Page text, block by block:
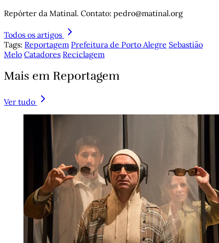
Repórter da Matinal. Contato: pedro@matinal.org
Todos os artigos
Tags: Reportagem Prefeitura de Porto Alegre Sebastião
Melo Catadores Reciclagem
Mais em Reportagem
Ver tudo